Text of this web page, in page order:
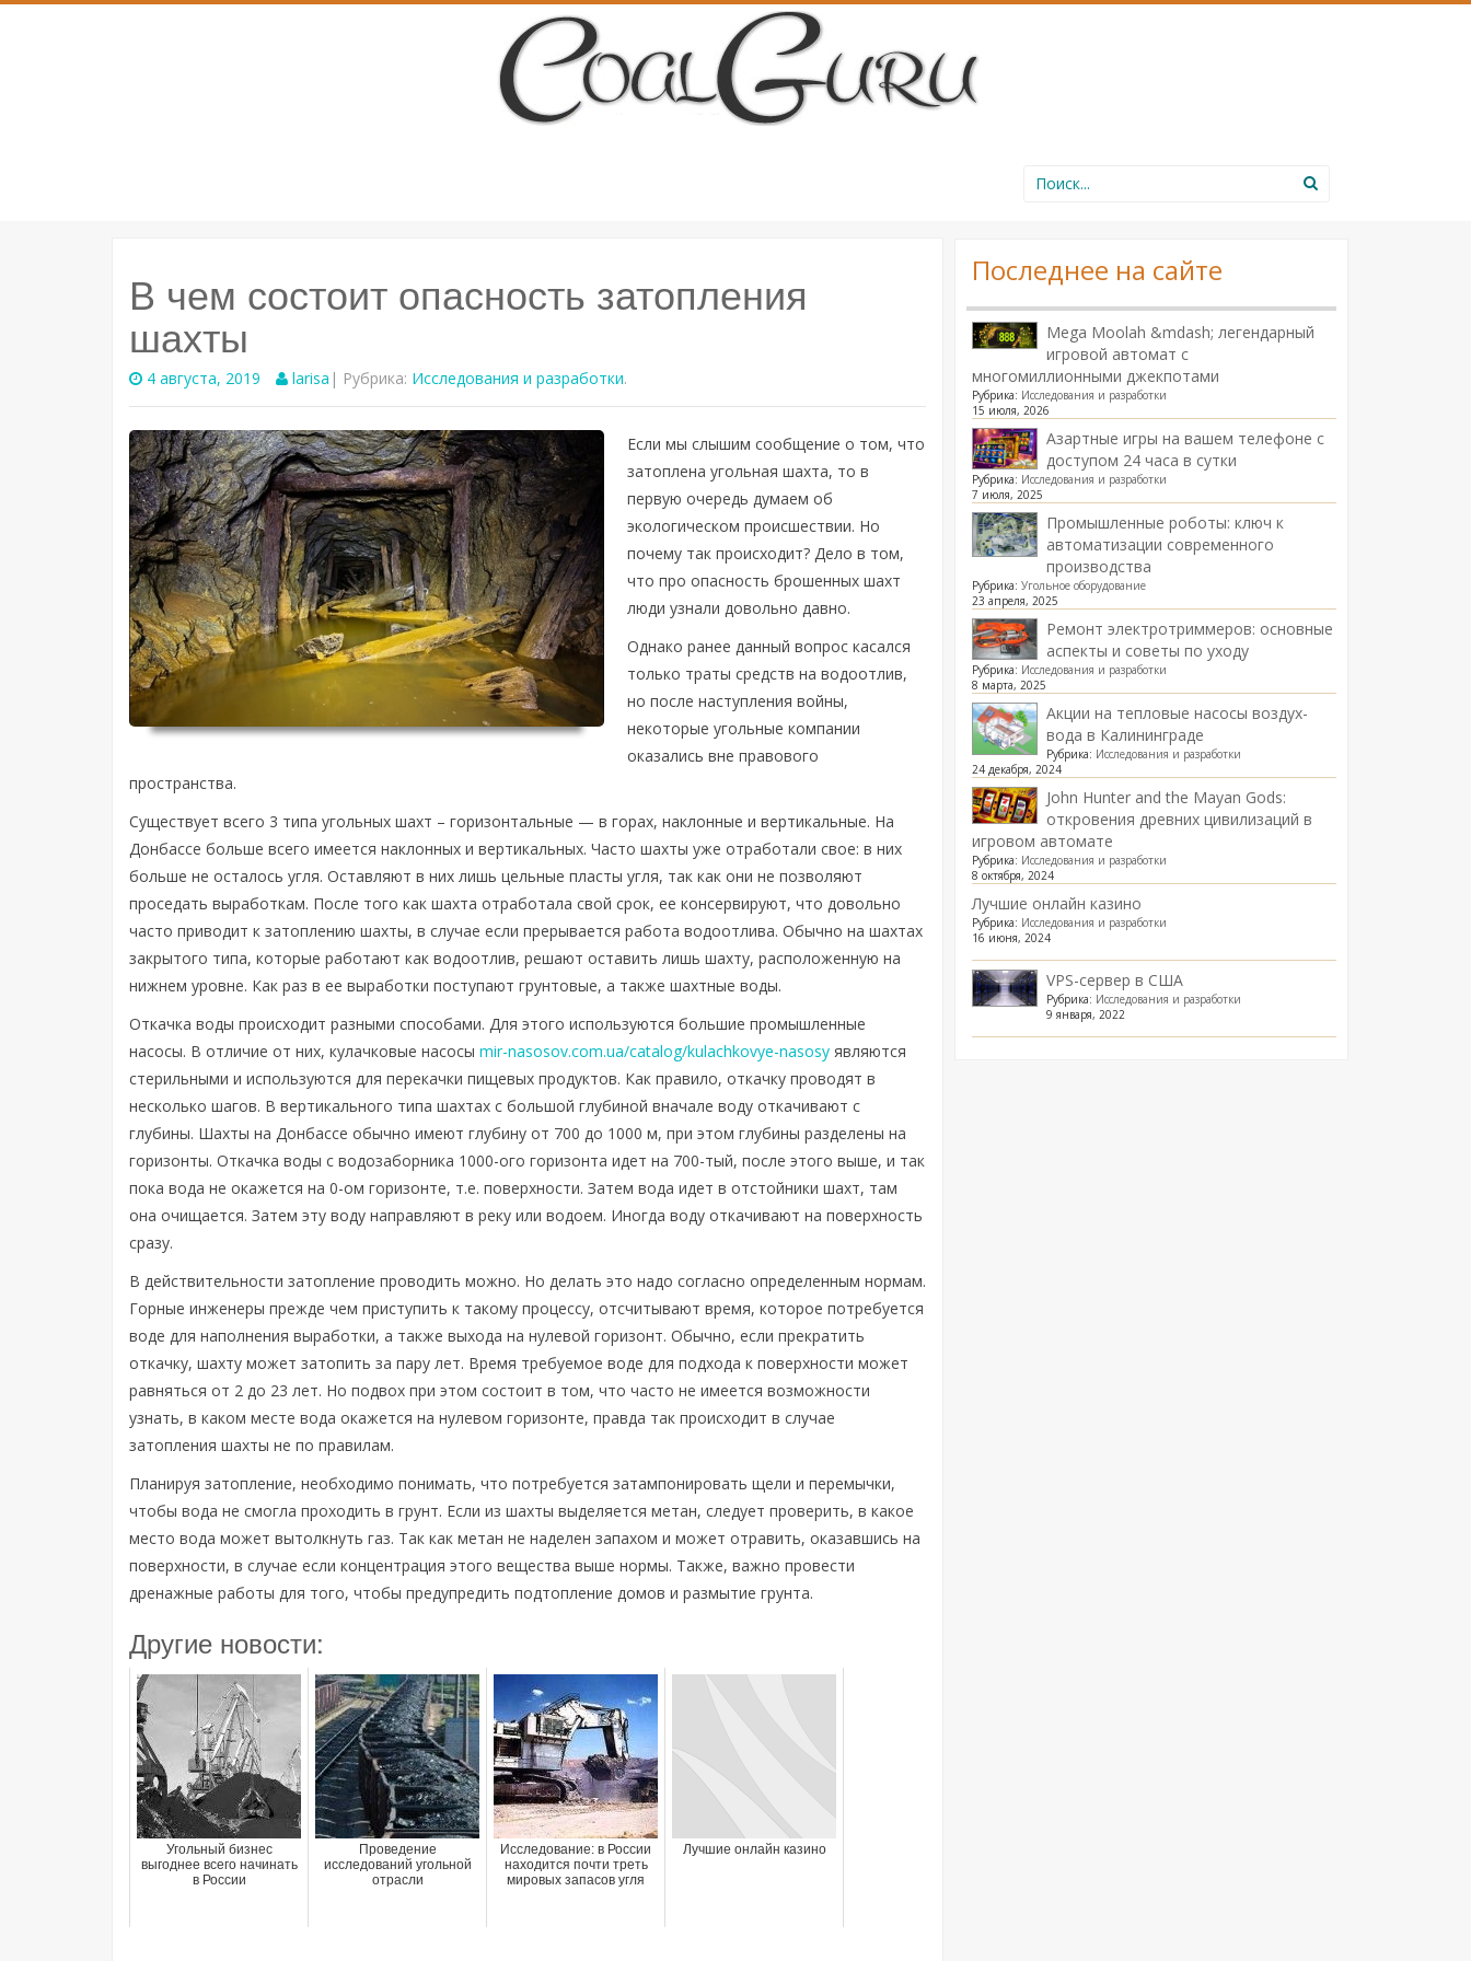
Search
for:
В чем состоит опасность затопления
шахты
4 августа, 2019 larisa | Рубрика: Исследования и разработки.
Если мы слышим сообщение о том, что
затоплена угольная шахта, то в
первую очередь думаем об
экологическом происшествии. Но
почему так происходит? Дело в том,
что про опасность брошенных шахт
люди узнали довольно давно.
Однако ранее данный вопрос касался
только траты средств на водоотлив,
но после наступления войны,
некоторые угольные компании
оказались вне правового
пространства.
Существует всего 3 типа угольных шахт – горизонтальные — в горах, наклонные и вертикальные. На
Донбассе больше всего имеется наклонных и вертикальных. Часто шахты уже отработали свое: в них
больше не осталось угля. Оставляют в них лишь цельные пласты угля, так как они не позволяют
проседать выработкам. После того как шахта отработала свой срок, ее консервируют, что довольно
часто приводит к затоплению шахты, в случае если прерывается работа водоотлива. Обычно на шахтах
закрытого типа, которые работают как водоотлив, решают оставить лишь шахту, расположенную на
нижнем уровне. Как раз в ее выработки поступают грунтовые, а также шахтные воды.
Откачка воды происходит разными способами. Для этого используются большие промышленные
насосы. В отличие от них, кулачковые насосы mir-nasosov.com.ua/catalog/kulachkovye-nasosy являются
стерильными и используются для перекачки пищевых продуктов. Как правило, откачку проводят в
несколько шагов. В вертикального типа шахтах с большой глубиной вначале воду откачивают с
глубины. Шахты на Донбассе обычно имеют глубину от 700 до 1000 м, при этом глубины разделены на
горизонты. Откачка воды с водозаборника 1000-ого горизонта идет на 700-тый, после этого выше, и так
пока вода не окажется на 0-ом горизонте, т.е. поверхности. Затем вода идет в отстойники шахт, там
она очищается. Затем эту воду направляют в реку или водоем. Иногда воду откачивают на поверхность
сразу.
В действительности затопление проводить можно. Но делать это надо согласно определенным нормам.
Горные инженеры прежде чем приступить к такому процессу, отсчитывают время, которое потребуется
воде для наполнения выработки, а также выхода на нулевой горизонт. Обычно, если прекратить
откачку, шахту может затопить за пару лет. Время требуемое воде для подхода к поверхности может
равняться от 2 до 23 лет. Но подвох при этом состоит в том, что часто не имеется возможности
узнать, в каком месте вода окажется на нулевом горизонте, правда так происходит в случае
затопления шахты не по правилам.
Планируя затопление, необходимо понимать, что потребуется затампонировать щели и перемычки,
чтобы вода не смогла проходить в грунт. Если из шахты выделяется метан, следует проверить, в какое
место вода может вытолкнуть газ. Так как метан не наделен запахом и может отравить, оказавшись на
поверхности, в случае если концентрация этого вещества выше нормы. Также, важно провести
дренажные работы для того, чтобы предупредить подтопление домов и размытие грунта.
Другие новости:
Угольный бизнес
выгоднее всего начинать
в России
Проведение
исследований угольной
отрасли
Исследование: в России
находится почти треть
мировых запасов угля
Лучшие онлайн казино
Последнее на сайте
Mega Moolah &mdash; легендарный
игровой автомат с
многомиллионными джекпотами
Рубрика: Исследования и разработки
15 июля, 2026
Азартные игры на вашем телефоне с
доступом 24 часа в сутки
Рубрика: Исследования и разработки
7 июля, 2025
Промышленные роботы: ключ к
автоматизации современного
производства
Рубрика: Угольное оборудование
23 апреля, 2025
Ремонт электротриммеров: основные
аспекты и советы по уходу
Рубрика: Исследования и разработки
8 марта, 2025
Акции на тепловые насосы воздух-
вода в Калининграде
Рубрика: Исследования и разработки
24 декабря, 2024
John Hunter and the Mayan Gods:
откровения древних цивилизаций в
игровом автомате
Рубрика: Исследования и разработки
8 октября, 2024
Лучшие онлайн казино
Рубрика: Исследования и разработки
16 июня, 2024
VPS-сервер в США
Рубрика: Исследования и разработки
9 января, 2022